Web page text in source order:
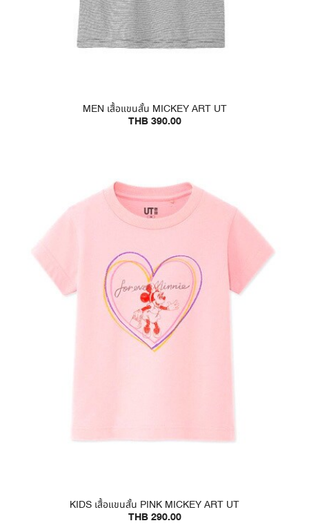
MEN เสื้อแขนสั้น MICKEY ART UT
THB 390.00
KIDS เสื้อแขนสั้น PINK MICKEY ART UT
THB 290.00